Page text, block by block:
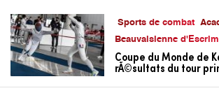
Sports de combat
Beauvaisienne
Coupe du Monde de
rÃ©sultats du tour